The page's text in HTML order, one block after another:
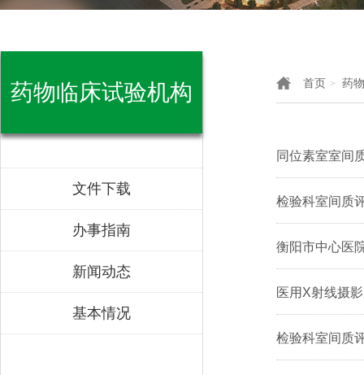
药物临床试验机构
文件下载
办事指南
新闻动态
基本情况
首页 > 药
同位素室室间
检验科室间质
衡阳市中心医
医用X射线摄
检验科室间质